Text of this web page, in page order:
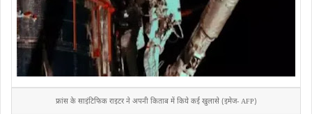
फ्रांस के साइंटिफिक राइटर ने अपनी किताब में किये कई खुलासे (इमेज- AFP)